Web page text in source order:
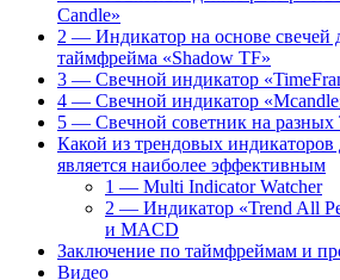
Candle»
2 — Индикатор на основе свечей
таймфрейма «Shadow TF»
3 — Свечной индикатор
4 — Свечной индикатор
5 — Свечной советник на
Какой из трендовых
является наиболее эффективным
1 — Multi Indicator Watcher
2 — Индикатор «Trend All
и MACD
Заключение по таймфреймам и
Видео